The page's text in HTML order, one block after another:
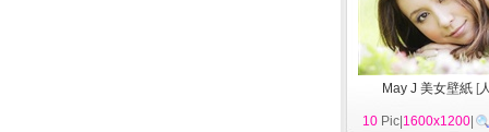
May J 美女壁紙 [
10 Pic| 1600x1200